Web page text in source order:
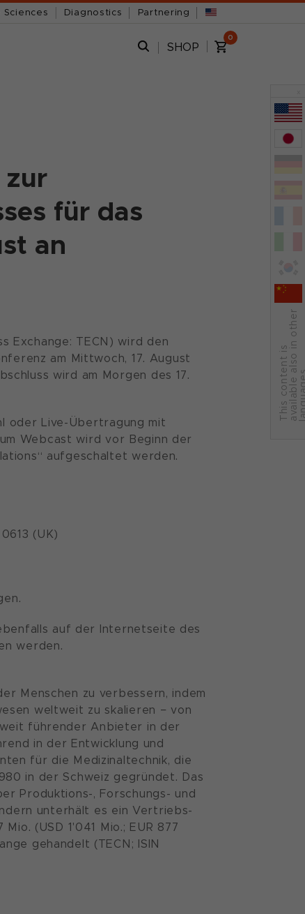
Sciences Diagnostics Partnering
SHOP
0
T
h
i
s
c
o
n
t
e
n
t
i
s
a
v
a
i
l
a
b
l
e
a
l
s
o
i
n
o
t
h
er
l
a
n
g
u
a
g
e
für das
an
Exchange: TECN) wird den
am Mittwoch, 17. August
wird am Morgen des 17.
oder Live-Übertragung mit
Webcast wird vor Beginn der
aufgeschaltet werden.
(UK)
auf der Internetseite des
werden.
Menschen zu verbessern, indem
weltweit zu skalieren − von
führender Anbieter in der
in der Entwicklung und
für die Medizinaltechnik, die
in der Schweiz gegründet. Das
Produktions-, Forschungs- und
unterhält es ein Vertriebs-
(USD 1'041 Mio.; EUR 877
gehandelt (TECN; ISIN